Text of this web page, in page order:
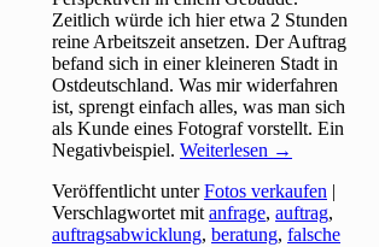
Zeitlich würde ich hier etwa 2 Stunden
reine Arbeitszeit ansetzen. Der Auftrag
befand sich in einer kleineren Stadt in
Ostdeutschland. Was mir widerfahren
ist, sprengt einfach alles, was man sich
als Kunde eines Fotograf vorstellt. Ein
Negativbeispiel.Weiterlesen →
Veröffentlicht unter Fotos verkaufen |
Verschlagwortet mit anfrage,auftrag,
auftragsabwicklung,beratung,falsche